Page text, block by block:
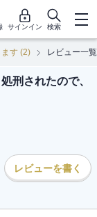
サインイン 検索
す (2) レビュー一覧
刑されたので、
レビューを書く